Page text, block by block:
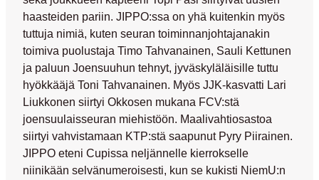
haasteiden pariin. JIPPO:ssa on yhä kuitenkin myös
tuttuja nimiä, kuten seuran toiminnanjohtajanakin
toimiva puolustaja Timo Tahvanainen, Sauli Kettunen
ja paluun Joensuuhun tehnyt, jyväskyläläisille tuttu
hyökkääjä Toni Tahvanainen. Myös JJK-kasvatti Lari
Liukkonen siirtyi Okkosen mukana FCV:stä
joensuulaisseuran miehistöön. Maalivahtiosastoa
siirtyi vahvistamaan KTP:stä saapunutPyry Piirainen.
JIPPO eteni Cupissa neljännelle kierrokselle
niinikään selvänumeroisesti, kun se kukisti NiemU:n